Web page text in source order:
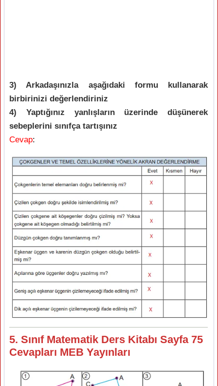
3) Arkadaşınızla aşağıdaki formu kullanarak
birbirinizi değerlendiriniz
4) Yaptığınız yanlışların üzerinde düşünerek
sebeplerini sınıfça tartışınız
Cevap:
5. Sınıf Matematik Ders Kitabı Sayfa 75
Cevapları MEB Yayınları